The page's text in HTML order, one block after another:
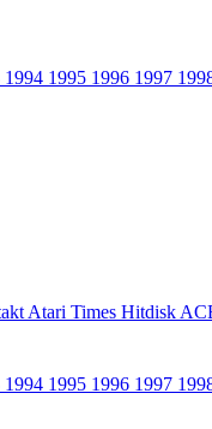
1994 1995 1996 1997
Atari Times Hitdisk
1994 1995 1996 1997